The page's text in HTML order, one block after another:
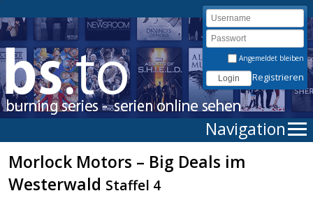
Angemeldet bleiben
Registrieren
Navigation
Morlock Motors – Big Deals im
Westerwald Staffel 4